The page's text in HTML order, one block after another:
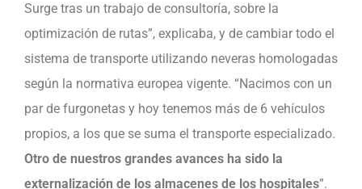
Surge tras un trabajo de consultoría, sobre la
optimización de rutas”, explicaba, y de cambiar todo el
sistema de transporte utilizando neveras homologadas
según la normativa europea vigente. “Nacimos con un
par de furgonetas y hoy tenemos más de 6 vehículos
propios, a los que se suma el transporte especializado.
Otro de nuestros grandes avances ha sido la
externalización de los almacenes de los hospitales”.